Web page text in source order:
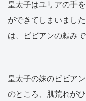
皇太子はユリアの手
ができてしまいまし
は、ビビアンの頼み
皇太子の妹のビビア
のところ、肌荒れが